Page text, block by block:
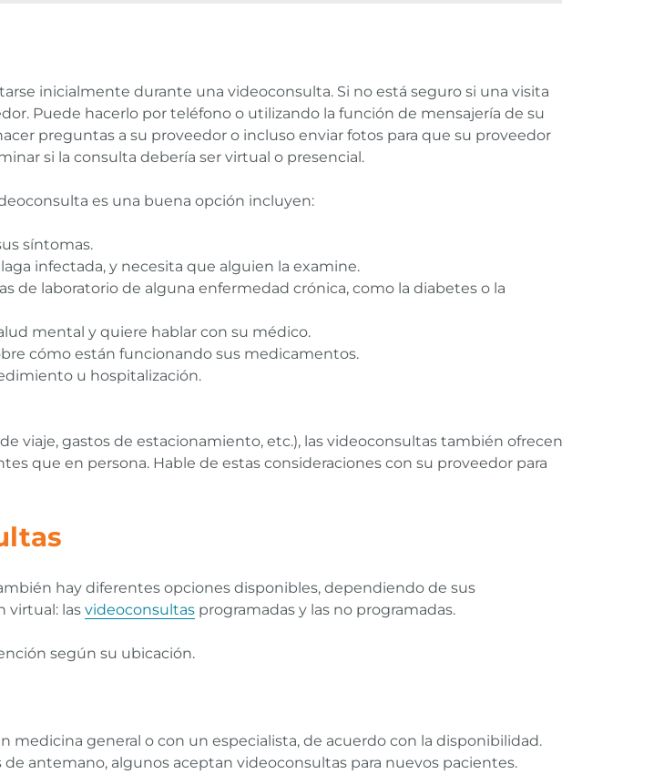
inicialmente durante una videoconsulta. Si no está seguro si una visita
Puede hacerlo por teléfono o utilizando la función de mensajería de su
preguntas a su proveedor o incluso enviar fotos para que su proveedor
si la consulta debería ser virtual o presencial.
es una buena opción incluyen:
síntomas.
infectada, y necesita que alguien la examine.
de laboratorio de alguna enfermedad crónica, como la diabetes o la
mental y quiere hablar con su médico.
cómo están funcionando sus medicamentos.
u hospitalización.
viaje, gastos de estacionamiento, etc.), las videoconsultas también ofrecen
que en persona. Hable de estas consideraciones con su proveedor para
hay diferentes opciones disponibles, dependiendo de sus
virtual: las videoconsultas programadas y las no programadas.
según su ubicación.
general o con un especialista, de acuerdo con la disponibilidad.
antemano, algunos aceptan videoconsultas para nuevos pacientes.